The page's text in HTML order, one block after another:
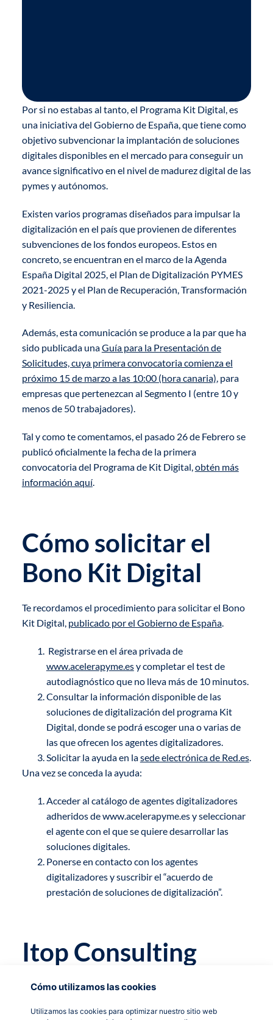
Cómo utilizamos las cookies
Utilizamos las cookies para optimizar nuestro sitio web
Por si no estabas al tanto, el Programa Kit Digital, es
una iniciativa del Gobierno de España, que tiene como
objetivo subvencionar la implantación de soluciones
digitales disponibles en el mercado para conseguir un
avance significativo en el nivel de madurez digital de las
pymes y autónomos.
Existen varios programas diseñados para impulsar la
digitalización en el país que provienen de diferentes
subvenciones de los fondos europeos. Estos en
concreto, se encuentran en el marco de la Agenda
España Digital 2025, el Plan de Digitalización PYMES
2021-2025 y el Plan de Recuperación, Transformación
y Resiliencia.
Además, esta comunicación se produce a la par que ha
sido publicada unaGuía para la Presentación de
Solicitudes, cuya primera convocatoria comienza el
próximo 15 de marzo a las 10:00 (hora canaria), para
empresas que pertenezcan al Segmento I (entre 10 y
menos de 50 trabajadores).
Tal y como te comentamos, el pasado 26 de Febrero se
publicó oficialmente la fecha de la primera
convocatoria del Programa de Kit Digital,obtén más
información aquí.
Cómo solicitar el
Bono Kit Digital
Te recordamos el procedimiento para solicitar el Bono
Kit Digital, publicado por el Gobierno de España.
Registrarse en el área privada de
www.acelerapyme.esy completar el test de
autodiagnóstico que no lleva más de 10 minutos.
Consultar la información disponible de las
soluciones de digitalización del programa Kit
Digital, donde se podrá escoger una o varias de
las que ofrecen los agentes digitalizadores.
Solicitar la ayuda en lasede electrónica de Red.es.
Una vez se conceda la ayuda:
Acceder al catálogo de agentes digitalizadores
adheridos de www.acelerapyme.es y seleccionar
el agente con el que se quiere desarrollar las
soluciones digitales.
Ponerse en contacto con los agentes
digitalizadores y suscribir el “acuerdo de
prestación de soluciones de digitalización”.
Itop Consulting
como Agente
Digitalizador